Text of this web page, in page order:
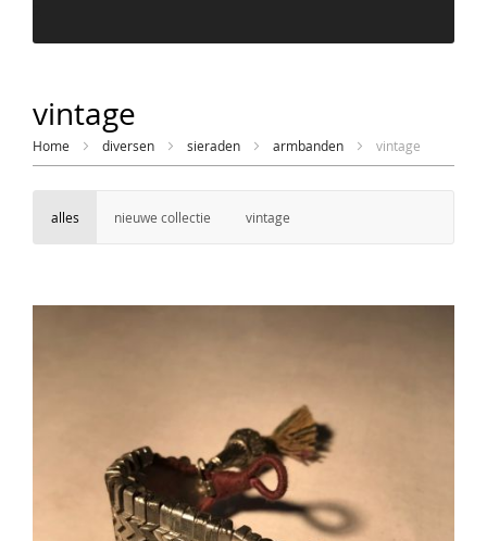
vintage
Home diversen sieraden armbanden vintage
alles nieuwe collectie vintage